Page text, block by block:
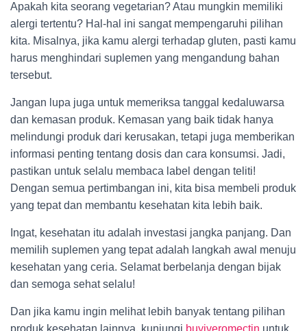
Apakah kita seorang vegetarian? Atau mungkin memiliki
alergi tertentu? Hal-hal ini sangat mempengaruhi pilihan
kita. Misalnya, jika kamu alergi terhadap gluten, pasti kamu
harus menghindari suplemen yang mengandung bahan
tersebut.
Jangan lupa juga untuk memeriksa tanggal kedaluwarsa
dan kemasan produk. Kemasan yang baik tidak hanya
melindungi produk dari kerusakan, tetapi juga memberikan
informasi penting tentang dosis dan cara konsumsi. Jadi,
pastikan untuk selalu membaca label dengan teliti!
Dengan semua pertimbangan ini, kita bisa membeli produk
yang tepat dan membantu kesehatan kita lebih baik.
Ingat, kesehatan itu adalah investasi jangka panjang. Dan
memilih suplemen yang tepat adalah langkah awal menuju
kesehatan yang ceria. Selamat berbelanja dengan bijak
dan semoga sehat selalu!
Dan jika kamu ingin melihat lebih banyak tentang pilihan
produk kesehatan lainnya, kunjungi buyiveromectin untuk